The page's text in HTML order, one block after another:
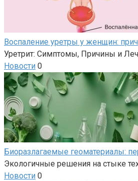
Воспаление уретры у женщин:
Уретрит: Симптомы, Причины и
Новости 0
Биоразлагаемые геоматериалы:
Экологичные решения на стыке
Новости 0